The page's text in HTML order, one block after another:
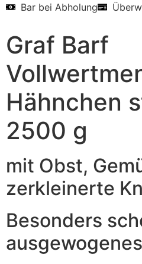
Bar bei Abholung
Graf Barf
Hähnchen
2500 g
mit Obst,
zerkleinerte
Besonders